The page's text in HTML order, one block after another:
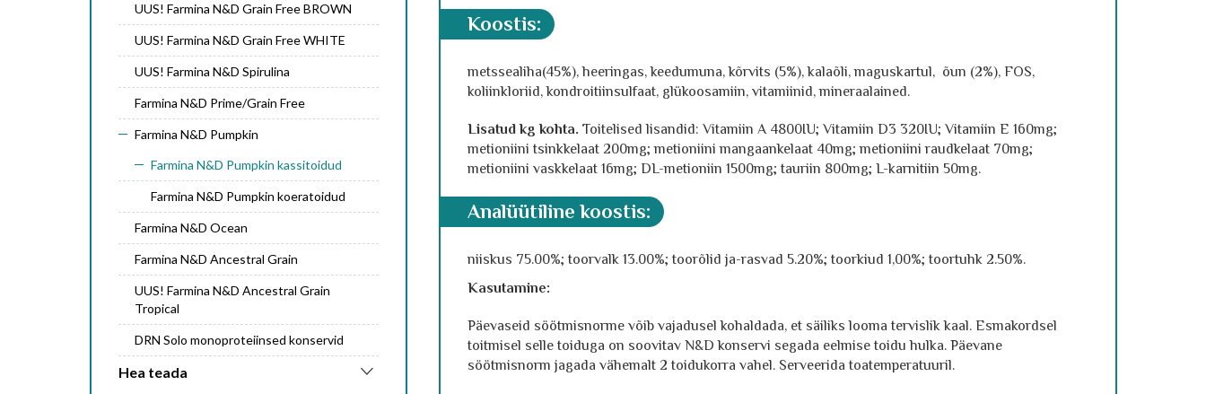
UUS! Farmina N&D Grain Free BROWN
UUS! Farmina N&D Grain Free WHITE
UUS! Farmina N&D Spirulina
Farmina N&D Prime/Grain Free
Farmina N&D Pumpkin
Farmina N&D Pumpkin kassitoidud
Farmina N&D Pumpkin koeratoidud
Farmina N&D Ocean
Farmina N&D Ancestral Grain
UUS! Farmina N&D Ancestral Grain
Tropical
DRN Solo monoproteiinsed konservid
Hea teada
koostis:
metssealiha(45%), heeringas, keedumuna, kõrvits (5%), kalaõli, maguskartul, õun (2%), FOS,
koliinkloriid, kondroitiinsulfaat, glükoosamiin, vitamiinid, mineraalained.
Lisatud kg kohta.Toitelised lisandid: Vitamiin A 4800IU; Vitamiin D3 320IU; Vitamiin E 160mg;
metioniini tsinkkelaat 200mg; metioniini mangaankelaat 40mg; metioniini raudkelaat 70mg;
metioniini vaskkelaat 16mg; DL-metioniin 1500mg; tauriin 800mg; L-karnitiin 50mg.
analüütiline koostis:
niiskus 75.00%; toorvalk 13.00%; toorõlid ja-rasvad 5.20%; toorkiud 1,00%; toortuhk 2.50%.
Kasutamine:
Päevaseid söötmisnorme võib vajadusel kohaldada, et säiliks looma tervislik kaal. Esmakordsel
toitmisel selle toiduga on soovitav N&D konservi segada eelmise toidu hulka. Päevane
söötmisnorm jagada vähemalt 2 toidukorra vahel. Serveerida toatemperatuuril.